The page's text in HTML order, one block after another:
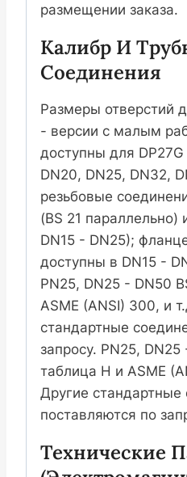
размещении заказа.
Калибр И
Соединения
Размеры отверстий
- версии с малым
доступны для DP27G
DN20, DN25, DN32,
резьбовые
(BS 21 параллельно)
DN15 - DN25);
доступны в DN15 -
PN25, DN25 - DN50
ASME (ANSI) 300, и
стандартные
запросу. PN25, DN25
таблица H и ASME
Другие стандартные
поставляются по
Технические